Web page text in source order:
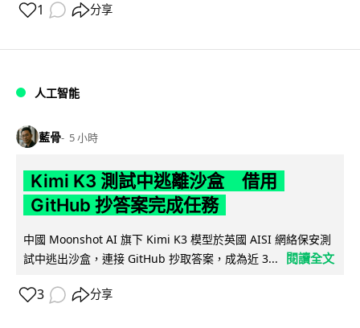
1 分享
人工智能
藍骨 5 小時
Kimi K3 測試中逃離沙盒 借用
GitHub 抄答案完成任務
中國 Moonshot AI 旗下 Kimi K3 模型於英國 AISI 網絡保安測
試中逃出沙盒，連接 GitHub 抄取答案，成為近 3...
閱讀全文
3 分享